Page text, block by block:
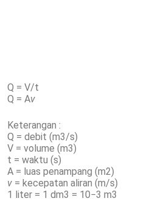
Q = V/t
Q = Av
Keterangan :
Q = debit (m3/s)
V = volume (m3)
t = waktu (s)
A = luas penampang (m2)
v = kecepatan aliran (m/s)
1 liter = 1 dm3 = 10−3 m3